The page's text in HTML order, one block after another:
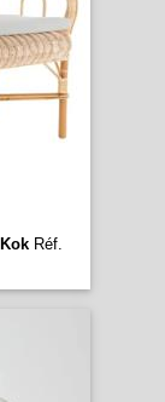
KokRéf.